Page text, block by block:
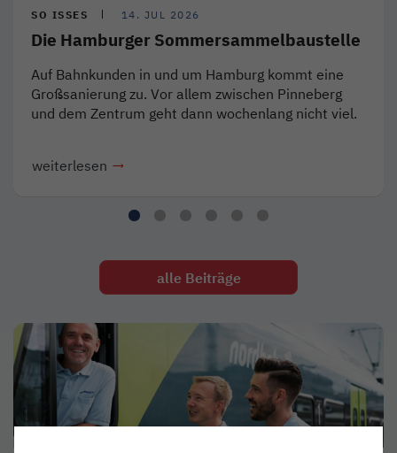
SO ISSES 14. JUL 2026
Die Hamburger Sommersammelbaustelle
Auf Bahnkunden in und um Hamburg kommt eine
Großsanierung zu. Vor allem zwischen Pinneberg
und dem Zentrum geht dann wochenlang nicht viel.
weiterlesen
alle Beiträge